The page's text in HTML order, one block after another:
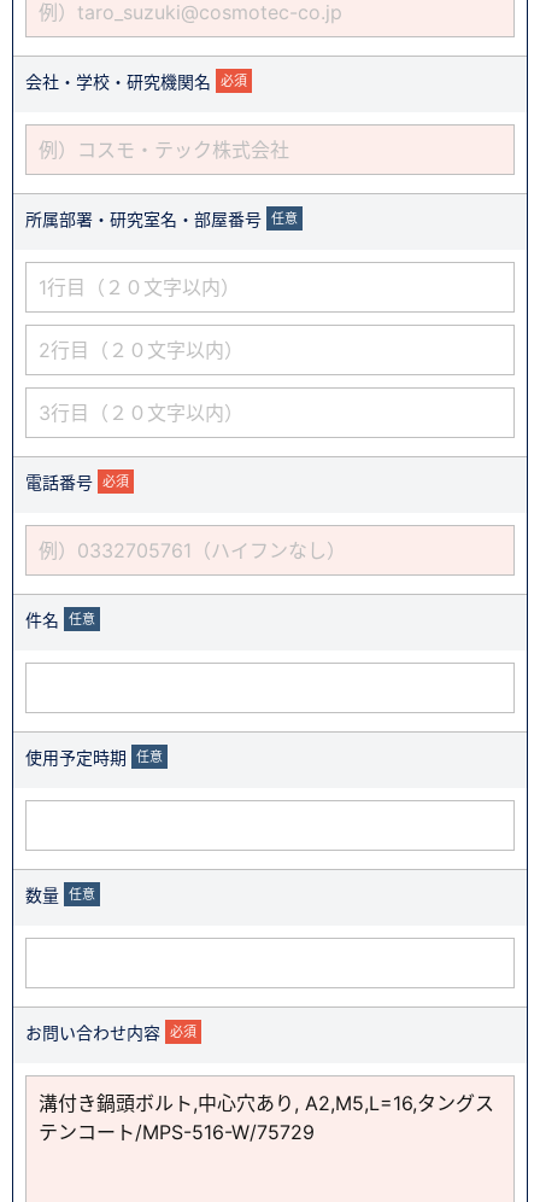
会社・学校・研究機関名 必須
所属部署・研究室名・部屋番号 任意
電話番号 必須
件名 任意
使用予定時期 任意
数量 任意
お問い合わせ内容 必須